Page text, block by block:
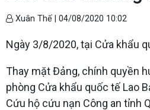
Xuân Thế | 04/08/2020 10:02
Ngày 3/8/2020, tại Cửa khẩu
Thay mặt Đảng, chính quyền
phòng Cửa khẩu quốc tế Lao
Cứu hộ cứu nạn Công an tỉnh